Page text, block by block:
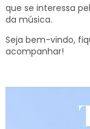
que se interessa
da música.
Seja bem-vindo,
acompanhar!